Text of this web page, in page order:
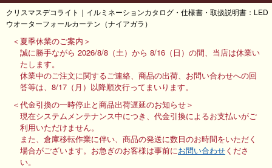
クリスマスデコライト｜イルミネーションカタログ・仕様書・取扱説明書：LED
ウオーターフォールカーテン（ナイアガラ）
＜夏季休業のご案内＞
誠に勝手ながら 2026/8/8（土）から 8/16（日）の間、当店は休業い
たします。
休業中のご注文に関するご連絡、商品の出荷、お問い合わせへの回
答等は、8/17（月）以降順次行ってまいります。
＜代金引換の一時停止と商品出荷遅延のお知らせ＞
現在システムメンテナンス中につき、代金引換によるお支払いがご
利用いただけません。
また、倉庫移転作業に伴い、商品の発送に数日のお時間をいただく
場合がございます。お急ぎのお客様は事前にお問い合わせくださ
い。